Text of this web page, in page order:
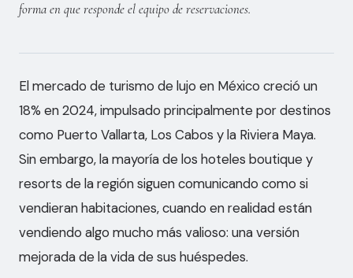
forma en que responde el equipo de reservaciones.
El mercado de turismo de lujo en México creció un
18% en 2024, impulsado principalmente por destinos
como Puerto Vallarta, Los Cabos y la Riviera Maya.
Sin embargo, la mayoría de los hoteles boutique y
resorts de la región siguen comunicando como si
vendieran habitaciones, cuando en realidad están
vendiendo algo mucho más valioso: una versión
mejorada de la vida de sus huéspedes.